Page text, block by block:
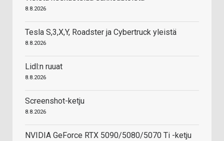
8.8.2026
Tesla S,3,X,Y, Roadster ja Cybertruck yleistä
8.8.2026
Lidl:n ruuat
8.8.2026
Screenshot-ketju
8.8.2026
NVIDIA GeForce RTX 5090/5080/5070 Ti -ketju